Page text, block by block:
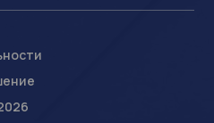
пользовательских
данных